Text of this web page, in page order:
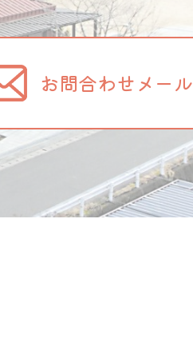
お問合わせメール